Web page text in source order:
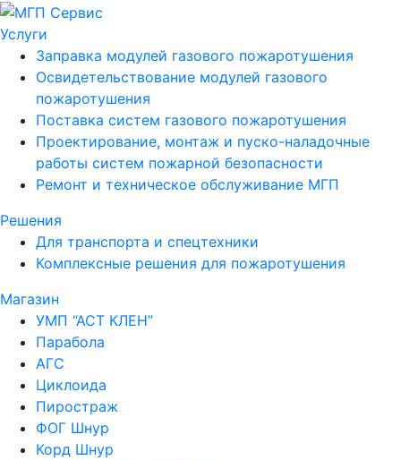
Услуги
Заправка модулей газового пожаротушения
Освидетельствование модулей газового
пожаротушения
Поставка систем газового пожаротушения
Проектирование, монтаж и пуско-наладочные
работы систем пожарной безопасности
Ремонт и техническое обслуживание МГП
Решения
Для транспорта и спецтехники
Комплексные решения для пожаротушения
Магазин
УМП “АСТ КЛЕН”
Парабола
АГС
Циклоида
Пиростраж
ФОГ Шнур
Корд Шнур